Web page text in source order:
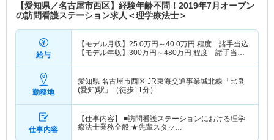
【愛知県／名古屋市西区】経験年齢不問！2019年7月オープン
の訪問看護ステーション求人＜理学療法士＞
給与
【モデル月収】 25.0万円～40.0万円 程度 諸手当込
【モデル年収】 300万円～480万円 程度 諸手当
勤務地
愛知県 名古屋市西区 JR東海交通事業城北線「比良
(愛知)駅」（徒歩11分）
仕事内容
【仕事内容】 ■訪問看護ステーションにおける理学
療法士業務全般 ★先輩スタッ…